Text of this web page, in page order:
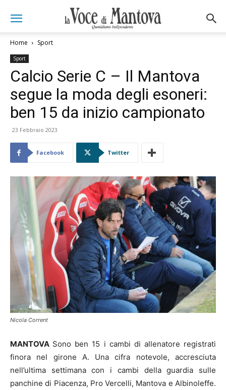
Home Sport
Sport
Calcio Serie C – Il Mantova
segue la moda degli esoneri:
ben 15 da inizio campionato
23 Febbraio 2023
Facebook Twitter
Nicola Corrent
MANTOVA Sono ben 15 i cambi di allenatore registrati
finora nel girone A. Una cifra notevole, accresciuta
nell’ultima settimana con i cambi della guardia sulle
panchine di Piacenza, Pro Vercelli, Mantova e Albinoleffe.